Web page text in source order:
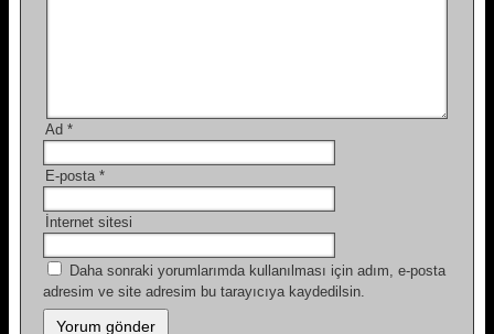
Ad *
E-posta *
İnternet sitesi
Daha sonraki yorumlarımda kullanılması için adım, e-posta
adresim ve site adresim bu tarayıcıya kaydedilsin.